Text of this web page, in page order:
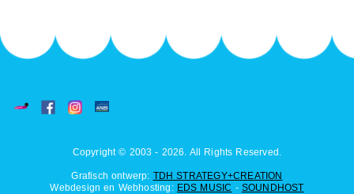
Copyright © 2003 - 2026. All Rights Reserved.
Grafisch ontwerp: TDH STRATEGY+CREATION
Webdesign en Webhosting: EDS MUSIC - SOUNDHOST